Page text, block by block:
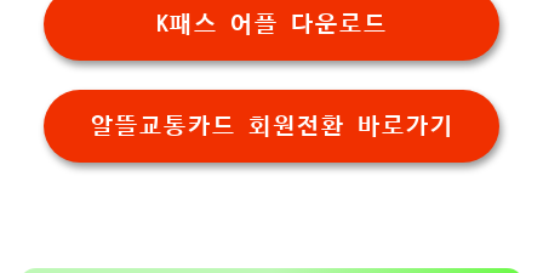
K패스 어플 다운로드
알뜰교통카드 회원전환 바로가기